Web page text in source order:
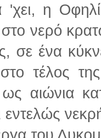
η
νερό
σε ένα
τέλος
αιώνια
εντελώς
του